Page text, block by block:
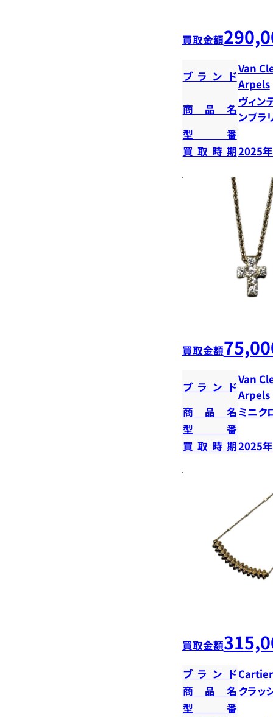
買取金額
ブランド
Van
Arpels
商品名
ヴィン
ンブラ
型番
買取時期2025
買取金額
ブランド
Van
Arpels
商品名 ミニク
型番
買取時期2025
買取金額
ブランドCartier
商品名 クラッ
型番